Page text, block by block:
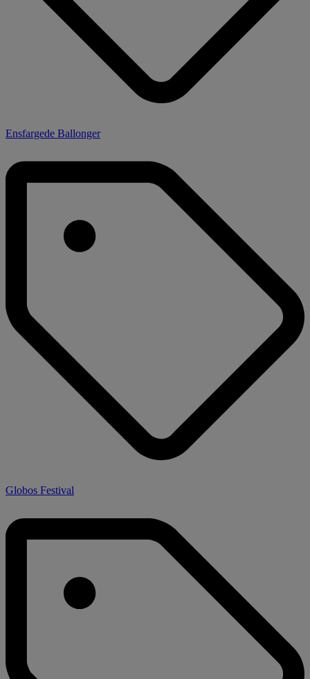
Ensfargede Ballonger
Globos Festival